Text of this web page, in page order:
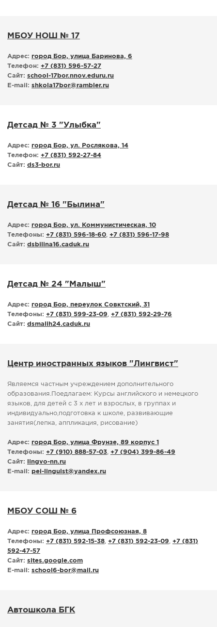
МБОУ НОШ № 17
Адрес: город Бор, улица Баринова, 6
Телефон: +7 (831) 596-57-27
Сайт: school-17bor.nnov.eduru.ru
E-mail: shkola17bor@rambler.ru
Детсад № 3 "Улыбка"
Адрес: город Бор, ул. Рослякова, 14
Телефон: +7 (831) 592-27-84
Сайт: ds3-bor.ru
Детсад № 16 "Былина"
Адрес: город Бор, ул. Коммунистическая, 10
Телефоны: +7 (831) 596-18-60
+7 (831) 596-17-98
Сайт: dsbilina16.caduk.ru
Детсад № 24 "Малыш"
Адрес: город Бор, переулок Совктский, 31
Телефоны: +7 (831) 599-23-09
+7 (831) 592-29-76
Сайт: dsmalih24.caduk.ru
Центр иностранных языков "Лингвист"
Являемся частным учреждением дополнительного
образования.Поедлагаем: Курсы английского и немецкого
языков, для детей с 3 х лет и взрослых, в группах и
индивидуально,подготовка к школе, развивающие
занятия(лепка, аппликация, рисование)
Адрес: город Бор, улица Фрунзе, 89 корпус 1
Телефоны: +7 (910) 888-57-03
+7 (904) 399-86-49
Сайт:
lingvo-nn.ru
E-mail: pei-linguist@yandex.ru
МБОУ СОШ № 6
Адрес: город Бор, улица Профсоюзная, 8
Телефоны: +7 (831) 592-15-38 +7 (831) 592-23-09
+7 (831)
592-47-57
Сайт: sites.google.com
E-mail: school6-bor@mail.ru
Автошкола БГК